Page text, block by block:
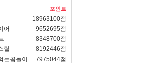
포인트
18963100점
어
9652695점
8348700점
릴
8192446점
는곰돌이
7975044점